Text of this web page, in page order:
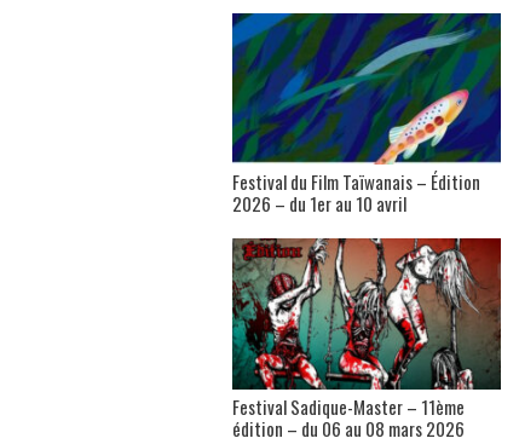
Festival du Film Taïwanais – Édition
2026 – du 1er au 10 avril
Festival Sadique-Master – 11ème
édition – du 06 au 08 mars 2026